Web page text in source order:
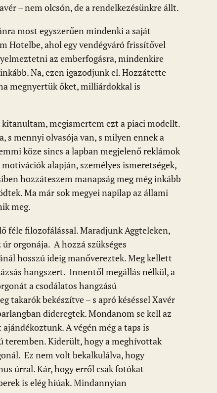
– nem olcsón, de a rendelkezésünkre állt.
most egyszerűen mindenki a saját
Hotelbe, ahol egy vendégváró frissítővel
az emberfogásra, mindenkire
Na, ezen igazodjunk el. Hozzátette
megnyertük őket, milliárdokkal is
megismertem ezt a piaci modellt.
s mennyi olvasója van, s milyen ennek a
köze sincs a lapban megjelenő reklámok
alapján, személyes ismeretségek,
hozzáteszem manapság meg még inkább
Ma már sok megyei napilap az állami
meg.
féle filozofálással. Maradjunk Aggteleken,
orgonája. A hozzá szükséges
hosszú ideig manővereztek. Meg kellett
hangszert. Innentől megállás nélkül, a
a csodálatos hangzású
takarók bekészítve – s apró késéssel Xavér
dideregtek. Mondanom se kell az
A végén még a taps is
teremben. Kiderült, hogy a meghívottak
Ez nem volt bekalkulálva, hogy
úrral. Kár, hogy erről csak fotókat
is elég hiúak. Mindannyian